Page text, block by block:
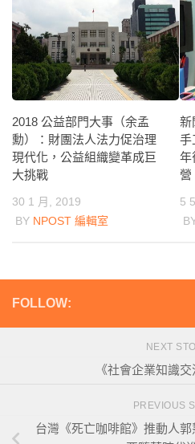
2018 公益部門大事（余孟
勳）：財團法人法力促治理
現代化，公益組織變革成巨
大挑戰
30 1 月, 2019
BY NPOST 編輯室
新
手
年
營
5
FOLLOW:
NEXT
《社會企業知識交
PREVIOUS
台灣《死亡咖啡館》推動人